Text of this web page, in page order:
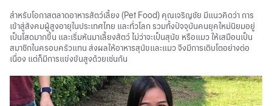
สำหรับโอกาสตลาดอาหารสัตว์เลี้ยง (Pet Food) คุณเจริญชัย มีแนวคิดว่า การ
เข้าสู่สังคมผู้สูงอายุในประเทศไทย และทั่วโลก รวมทั้งปัจจุบันคนยุคใหม่นิยมอยู่
เป็นโสดมากขึ้น และเริ่มหันมาเลี้ยงสัตว์ ไม่ว่าจะเป็นสุนัข หรือแมว ให้เสมือนเป็น
สมาชิกในครอบครัวแทน ส่งผลให้อาหารสุนัขและแมว จึงมีการเติบโตอย่างต่อ
เนื่อง แต่ก็มีการแข่งขันสูงด้วยเช่นกัน